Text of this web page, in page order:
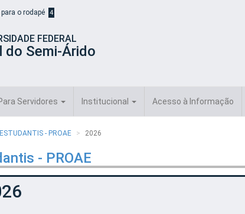
para o rodapé 4
FEDERAL
do Semi-Árido
Servidores Institucional Acesso à Informação
- PROAE 2026
- PROAE